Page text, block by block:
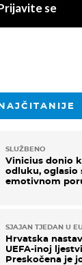
se
SLUŽBENO
Vinicius donio
odluku, oglasio
emotivnom
SJAJAN TJEDAN U
Hrvatska
UEFA-inoj
Preskočena je